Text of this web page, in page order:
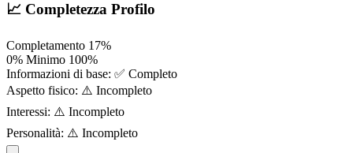
📈 Completezza Profilo
Completamento 17%
0% Minimo 100%
Informazioni di base: ✅ Completo
Aspetto fisico: ⚠️ Incompleto
Interessi: ⚠️ Incompleto
Personalità: ⚠️ Incompleto